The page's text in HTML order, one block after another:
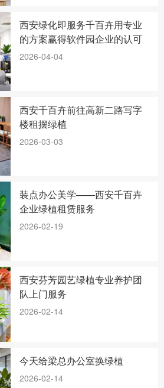
西安绿化即服务千百卉用专业
的方案赢得软件园企业的认可
2026-04-04
西安千百卉前往高新二路写字
楼租摆绿植
2026-03-03
装点办公美学——西安千百卉
企业绿植租赁服务
2026-02-19
西安芬芳园艺绿植专业养护团
队上门服务
2026-02-14
今天给梁总办公室换绿植
2026-02-14